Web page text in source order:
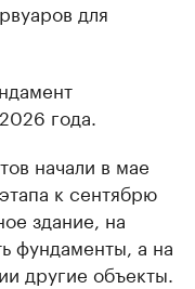
для
года.
начали в мае
к сентябрю
здание, на
фундаменты, а на
другие объекты.